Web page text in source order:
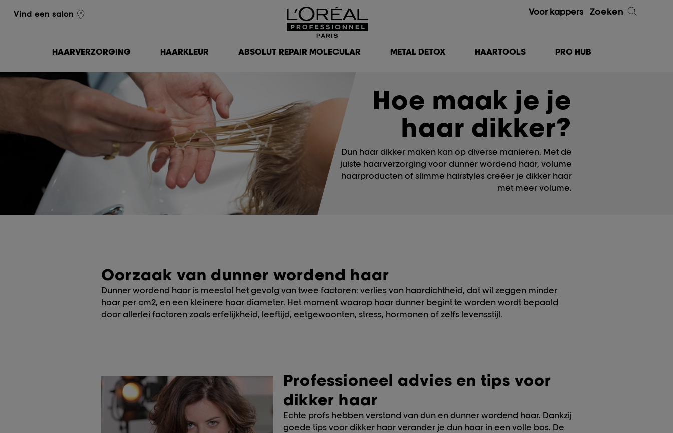
Vind een salon
L'Oréal Professionnel Voor kappers Zoeken
HAARVERZORGING HAARKLEUR ABSOLUT REPAIR MOLECULAR METAL DETOX HAARTOOLS PRO HUB
Hoe maak je je
haar dikker?
Dun haar dikker maken kan op diverse manieren. Met de
juiste haarverzorging voor dunner wordend haar, volume
haarproducten of slimme hairstyles creëer je dikker haar
met meer volume.
Oorzaak van dunner wordend haar
Dunner wordend haar is meestal het gevolg van twee factoren: verlies van haardichtheid, dat wil zeggen minder
haar per cm2, en een kleinere haar diameter. Het moment waarop haar dunner begint te worden wordt bepaald
door allerlei factoren zoals erfelijkheid, leeftijd, eetgewoonten, stress, hormonen of zelfs levensstijl.
Professioneel advies en tips voor
dikker haar
Echte profs hebben verstand van dun en dunner wordend haar. Dankzij
goede tips voor dikker haar verander je dun haar in een volle bos. De